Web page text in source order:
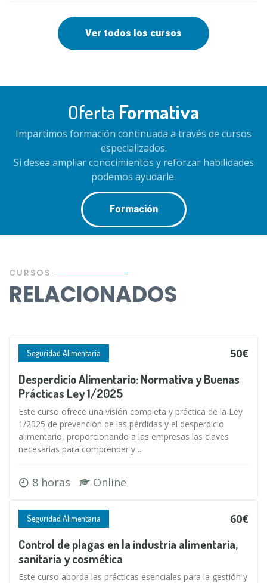
Ver todos los cursos
Oferta Formativa
Impartimos formación continuada a través de cursos
especializados.
Si desea ampliar conocimientos y reforzar habilidades
podemos ayudarle.
Formación
CURSOS
RELACIONADOS
Seguridad Alimentaria 50€
Desperdicio Alimentario: Normativa y Buenas
Prácticas Ley 1/2025
Este curso ofrece una visión completa y práctica de la Ley
1/2025 de prevención de las pérdidas y el desperdicio
alimentario, proporcionando a las empresas las claves
necesarias para comprender y ...
8 horas Online
Seguridad Alimentaria 60€
Control de plagas en la industria alimentaria,
sanitaria y cosmética
Este curso aborda las prácticas esenciales para la gestión y